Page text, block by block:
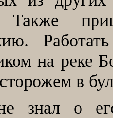
Также
на реке
в
знал о